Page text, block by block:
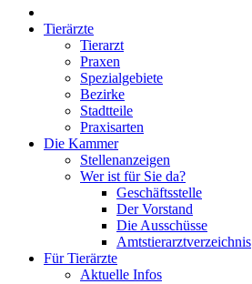
Tierärzte
Tierarzt
Praxen
Spezialgebiete
Bezirke
Stadtteile
Praxisarten
Die Kammer
Stellenanzeigen
Wer ist für Sie da?
Geschäftsstelle
Der Vorstand
Die Ausschüsse
Amtstierarztverzeichnis
Für Tierärzte
Aktuelle Infos